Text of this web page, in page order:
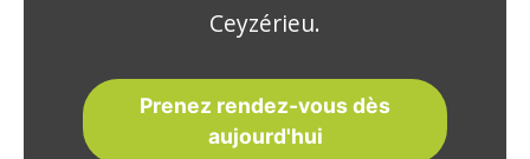
Ceyzérieu.
Prenez rendez-vous dès
aujourd'hui